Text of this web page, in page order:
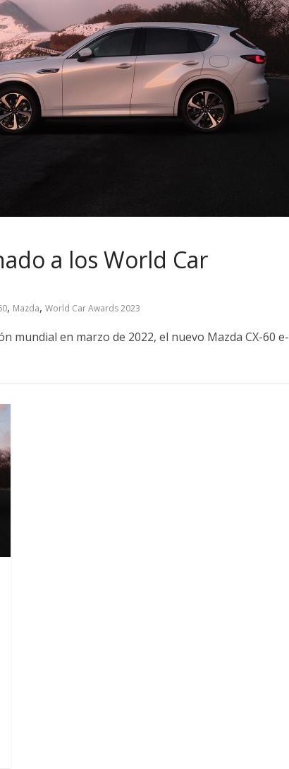
a los World Car
, Mazda, World Car Awards 2023
mundial en marzo de 2022, el nuevo Mazda CX-60 e-